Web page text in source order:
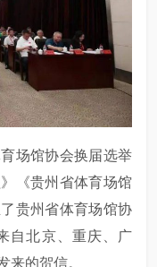
场馆协会换届选举
《贵州省体育场馆
贵州省体育场馆协
自北京、重庆、广
的贺信。